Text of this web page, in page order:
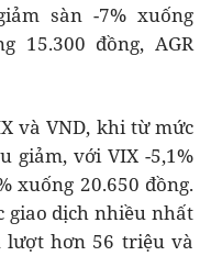
sàn -7% xuống
15.300 đồng, AGR
và VND, khi từ mức
giảm, với VIX -5,1%
xuống 20.650 đồng.
giao dịch nhiều nhất
hơn 56 triệu và